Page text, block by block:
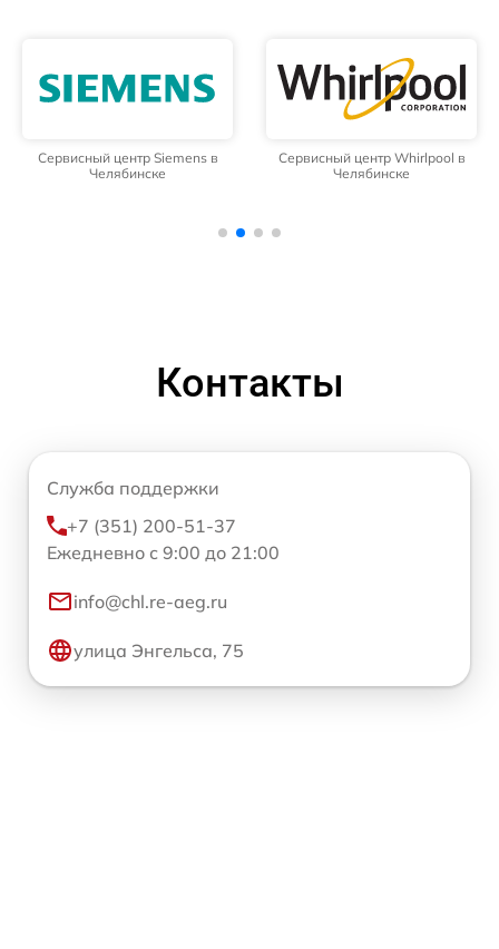
Сервисный центр Siemens в
Челябинске
Сервисный центр Whirlpool в
Челябинске
Контакты
Служба поддержки
+7 (351) 200-51-37
Ежедневно с 9:00 до 21:00
info@chl.re-aeg.ru
улица Энгельса, 75